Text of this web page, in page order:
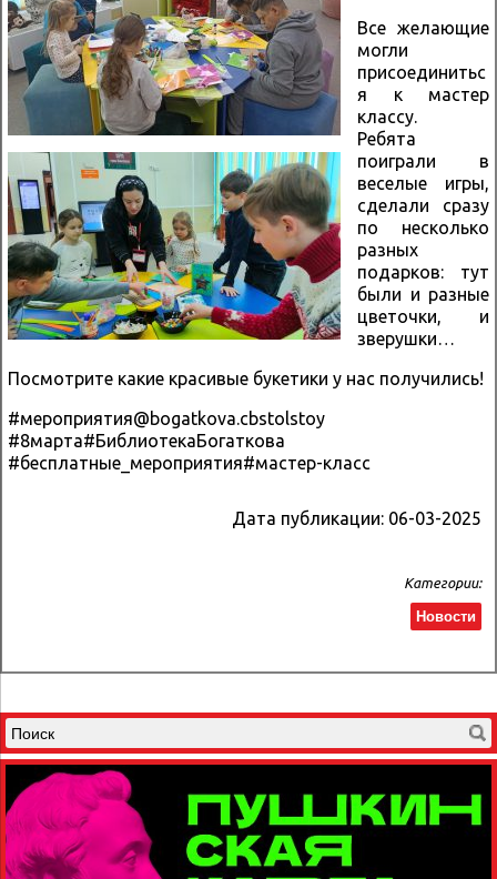
Все желающие
могли
присоединитьс
я к мастер
классу.
Ребята
поиграли в
веселые игры,
сделали сразу
по несколько
разных
подарков: тут
были и разные
цветочки, и
зверушки…
Посмотрите какие красивые букетики у нас получились!
#мероприятия@bogatkova.cbstolstoy
#8марта#БиблиотекаБогаткова
#бесплатные_мероприятия#мастер-класс
Дата публикации: 06-03-2025
Категории:
Новости